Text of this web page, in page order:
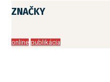
ZNAČKY
online publikácia